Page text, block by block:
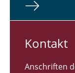
Kontakt
Anschriften